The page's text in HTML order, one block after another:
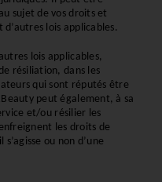
sujet de vos droits et
lois applicables.
lois applicables,
résiliation, dans les
qui sont réputés être
peut également, à sa
et/ou résilier les
les droits de
ou non d’une